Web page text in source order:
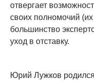
отвергает
своих полномочий (их
большинство
уход в отставку.
Юрий Лужков